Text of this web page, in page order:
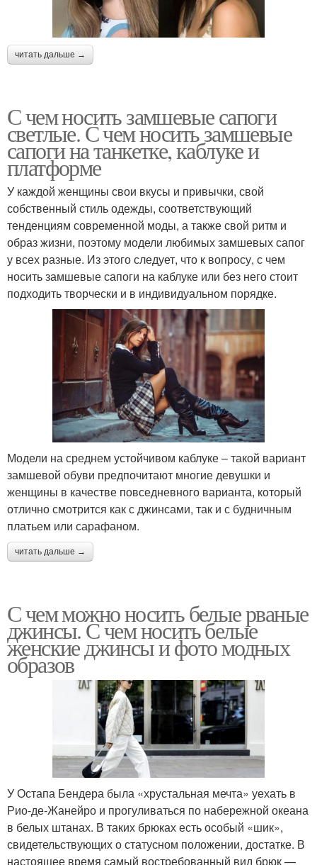
читать дальше →
С чем носить замшевые сапоги
светлые. С чем носить замшевые
сапоги на танкетке, каблуке и
платформе
У каждой женщины свои вкусы и привычки, свой
собственный стиль одежды, соответствующий
тенденциям современной моды, а также свой ритм и
образ жизни, поэтому модели любимых замшевых сапог
у всех разные. Из этого следует, что к вопросу, с чем
носить замшевые сапоги на каблуке или без него стоит
подходить творчески и в индивидуальном порядке.
Модели на среднем устойчивом каблуке – такой вариант
замшевой обуви предпочитают многие девушки и
женщины в качестве повседневного варианта, который
отлично смотрится как с джинсами, так и с будничным
платьем или сарафаном.
читать дальше →
С чем можно носить белые рваные
джинсы. С чем носить белые
женские джинсы и фото модных
образов
У Остапа Бендера была «хрустальная мечта» уехать в
Рио-де-Жанейро и прогуливаться по набережной океана
в белых штанах. В таких брюках есть особый «шик»,
свидетельствующих о статусном положении, достатке. В
настоящее время самый востребованный вид брюк —